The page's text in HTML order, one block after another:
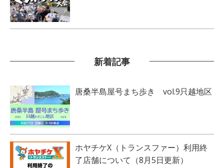
新着記事
唐桑半島屋号まち歩き vol.9只越地区
ホヤチケX（トランスファー）利用終
了店舗について（8月5日更新）